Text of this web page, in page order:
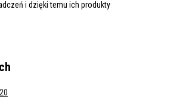
i dzięki temu ich produkty